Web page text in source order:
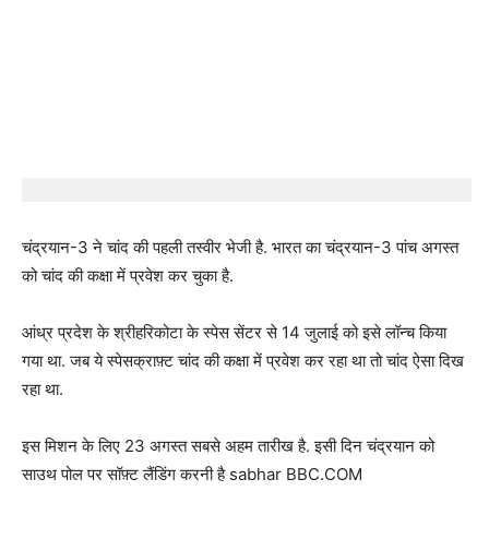
चंद्रयान-3 ने चांद की पहली तस्वीर भेजी है. भारत का चंद्रयान-3 पांच अगस्त
को चांद की कक्षा में प्रवेश कर चुका है.
आंध्र प्रदेश के श्रीहरिकोटा के स्पेस सेंटर से 14 जुलाई को इसे लॉन्च किया
गया था. जब ये स्पेसक्राफ़्ट चांद की कक्षा में प्रवेश कर रहा था तो चांद ऐसा दिख
रहा था.
इस मिशन के लिए 23 अगस्त सबसे अहम तारीख है. इसी दिन चंद्रयान को
साउथ पोल पर सॉफ़्ट लैंडिंग करनी है sabhar BBC.COM